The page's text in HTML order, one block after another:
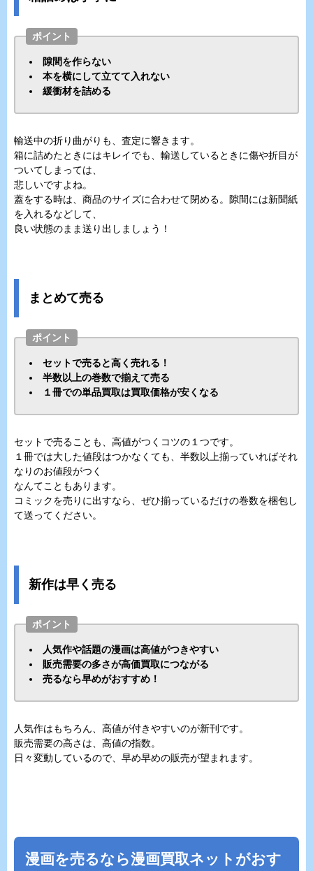
ポイント
隙間を作らない
本を横にして立てて入れない
緩衝材を詰める
輸送中の折り曲がりも、査定に響きます。
箱に詰めたときにはキレイでも、輸送しているときに傷や折目が
ついてしまっては、
悲しいですよね。
蓋をする時は、商品のサイズに合わせて閉める。隙間には新聞紙
を入れるなどして、
良い状態のまま送り出しましょう！
まとめて売る
ポイント
セットで売ると高く売れる！
半数以上の巻数で揃えて売る
１冊での単品買取は買取価格が安くなる
セットで売ることも、高値がつくコツの１つです。
１冊では大した値段はつかなくても、半数以上揃っていればそれ
なりのお値段がつく
なんてこともあります。
コミックを売りに出すなら、ぜひ揃っているだけの巻数を梱包し
て送ってください。
新作は早く売る
ポイント
人気作や話題の漫画は高値がつきやすい
販売需要の多さが高価買取につながる
売るなら早めがおすすめ！
人気作はもちろん、高値が付きやすいのが新刊です。
販売需要の高さは、高値の指数。
日々変動しているので、早め早めの販売が望まれます。
漫画を売るなら漫画買取ネットがおす